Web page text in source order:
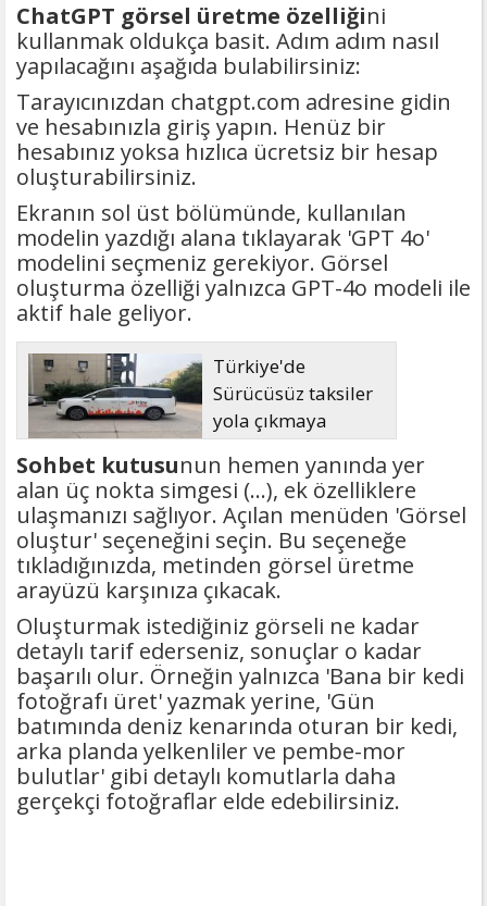
ChatGPT görsel üretme özelliğini
kullanmak oldukça basit. Adım adım nasıl
yapılacağını aşağıda bulabilirsiniz:
Tarayıcınızdan chatgpt.com adresine gidin
ve hesabınızla giriş yapın. Henüz bir
hesabınız yoksa hızlıca ücretsiz bir hesap
oluşturabilirsiniz.
Ekranın sol üst bölümünde, kullanılan
modelin yazdığı alana tıklayarak 'GPT 4o'
modelini seçmeniz gerekiyor. Görsel
oluşturma özelliği yalnızca GPT-4o modeli ile
aktif hale geliyor.
Türkiye'de
Sürücüsüz taksiler
yola çıkmaya
hazırlanıyor
Sohbet kutusunun hemen yanında yer
alan üç nokta simgesi (...), ek özelliklere
ulaşmanızı sağlıyor. Açılan menüden 'Görsel
oluştur' seçeneğini seçin. Bu seçeneğe
tıkladığınızda, metinden görsel üretme
arayüzü karşınıza çıkacak.
Oluşturmak istediğiniz görseli ne kadar
detaylı tarif ederseniz, sonuçlar o kadar
başarılı olur. Örneğin yalnızca 'Bana bir kedi
fotoğrafı üret' yazmak yerine, 'Gün
batımında deniz kenarında oturan bir kedi,
arka planda yelkenliler ve pembe-mor
bulutlar' gibi detaylı komutlarla daha
gerçekçi fotoğraflar elde edebilirsiniz.